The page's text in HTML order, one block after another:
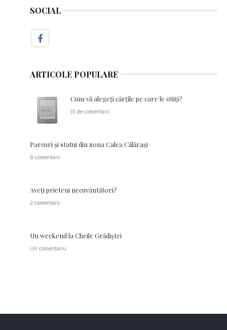
SOCIAL
ARTICOLE POPULARE
Cum vă alegeţi cărţile pe care le citiţi?
33 de comentarii
Parcuri şi statui din zona Calea Călăraşi
8 comentarii
Aveţi prieteni necuvântători?
2 comentarii
Un weekend la Cheile Grădiştei
Un comentariu